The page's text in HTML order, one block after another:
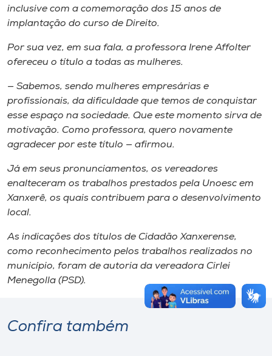
inclusive com a comemoração dos 15 anos de
implantação do curso de Direito.
Por sua vez, em sua fala, a professora Irene Affolter
ofereceu o título a todas as mulheres.
— Sabemos, sendo mulheres empresárias e
profissionais, da dificuldade que temos de conquistar
esse espaço na sociedade. Que este momento sirva de
motivação. Como professora, quero novamente
agradecer por este título — afirmou.
Já em seus pronunciamentos, os vereadores
enalteceram os trabalhos prestados pela Unoesc em
Xanxerê, os quais contribuem para o desenvolvimento
local.
As indicações dos títulos de Cidadão Xanxerense,
como reconhecimento pelos trabalhos realizados no
município, foram de autoria da vereadora Cirlei
Menegolla (PSD).
Confira também